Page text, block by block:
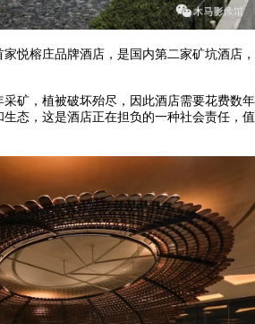
悦榕庄品牌酒店，是国内第二家矿坑酒店，
矿，植被破坏殆尽，因此酒店需要花费数年
态，这是酒店正在担负的一种社会责任，值